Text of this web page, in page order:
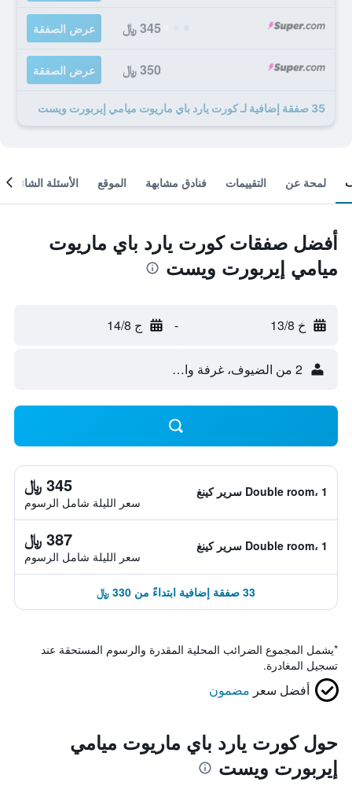
345 ﷼ عرض الصفقة
350 ﷼ عرض الصفقة
35 صفقة إضافية لـ كورت يارد باي ماريوت ميامي إيربورت ويست
لمحة عن التقييمات فنادق مشابهة الموقع الأسئلة الشائعة
أفضل صفقات كورت يارد باي ماريوت
ميامي إيربورت ويست
خ 13/8 - ج 14/8
2 من الضيوف، غرفة واحدة
Double room، 1 سرير كينغ 345 ﷼
سعر الليلة شامل الرسوم
Double room، 1 سرير كينغ 387 ﷼
سعر الليلة شامل الرسوم
33 صفقة إضافية ابتداءً من 330 ﷼
*يشمل المجموع الضرائب المحلية المقدرة والرسوم المستحقة عند
تسجيل المغادرة.
أفضل سعر مضمون
حول كورت يارد باي ماريوت ميامي
إيربورت ويست